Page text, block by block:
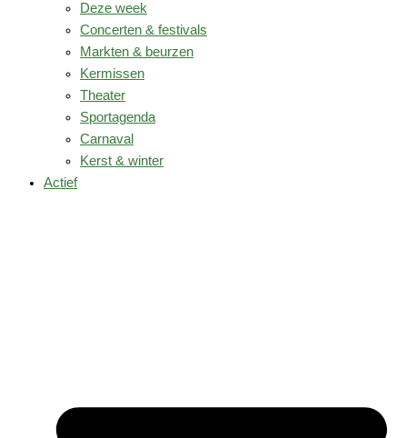
Deze week
Concerten & festivals
Markten & beurzen
Kermissen
Theater
Sportagenda
Carnaval
Kerst & winter
Actief